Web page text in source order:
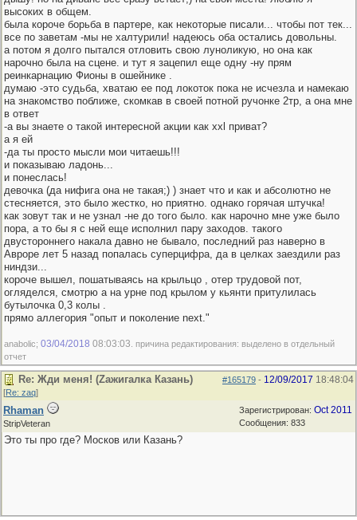
высоких в общем.
была короче борьба в партере, как некоторые писали... чтобы пот тек...
все по заветам -мы не халтурили! надеюсь оба остались довольны.
а потом я долго пытался отловить свою луноликую, но она как
нарочно была на сцене. и тут я зацепил еще одну -ну прям
реинкарнацию Фионы в ошейнике .
думаю -это судьба, хватаю ее под локоток пока не исчезла и намекаю
на знакомство поближе, скомкав в своей потной ручонке 2тр, а она мне
в ответ
-а вы знаете о такой интересной акции как xxl приват?
а я ей
-да ты просто мысли мои читаешь!!!
и показываю ладонь...
и понеслась!
девочка (да нифига она не такая;) ) знает что и как и абсолютно не
стесняется, это было жестко, но приятно. однако горячая штучка!
как зовут так и не узнал -не до того было. как нарочно мне уже было
пора, а то бы я с ней еще исполнил пару заходов. такого
двустороннего накала давно не бывало, последний раз наверно в
Авроре лет 5 назад попалась суперцифра, да в целках заездили раз
ниндзи...
короче вышел, пошатываясь на крыльцо , отер трудовой пот,
огляделся, смотрю а на урне под крылом у кьянти притулилась
бутылочка 0,3 колы .
прямо аллегория "опыт и поколение next."
anabolic; 03/04/2018 08:03:03 . причина редактирования: выделено в отдельный
отчет
#165179 - 12/09/2017 18:48:04
Re: Жди меня! (Zажигалка Казань)
[Re: zaq]
Зарегистрирован: Oct 2011
Сообщения: 833
Rhaman
StripVeteran
Это ты про где? Москов или Казань?